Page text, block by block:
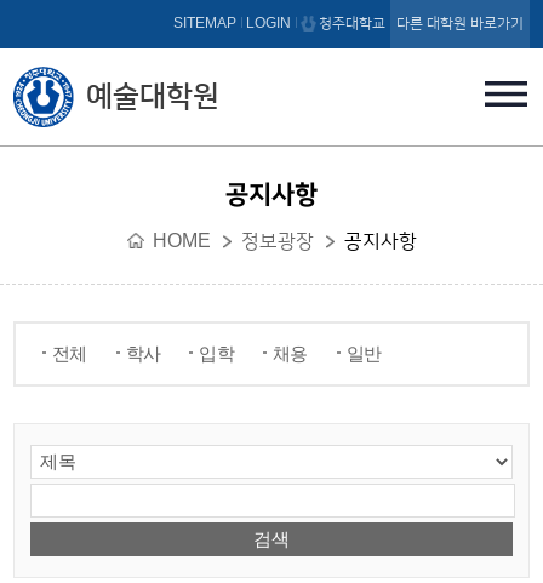
본문 바로가기
예술대학원
SITEMAP LOGIN 청주대학교 다른 대학원 바로가기
공지사항
HOME 정보광장 공지사항
전체 학사 입학 채용 일반